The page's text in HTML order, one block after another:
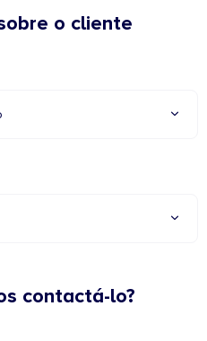
o cliente
contactá-lo?